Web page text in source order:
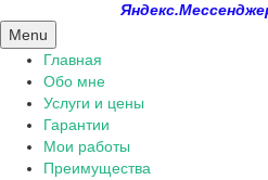
Menu
Главная
Обо мне
Услуги и цены
Гарантии
Мои работы
Преимущества